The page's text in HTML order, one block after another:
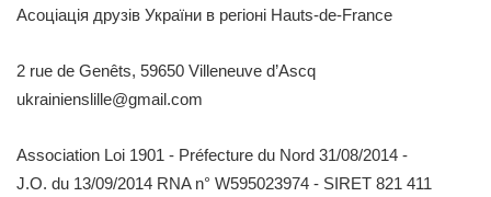
Асоціація друзів України в регіоні Hauts-de-France
2 rue de Genêts, 59650 Villeneuve d’Ascq
ukrainienslille@gmail.com
Association Loi 1901 - Préfecture du Nord 31/08/2014 -
J.O. du 13/09/2014 RNA n° W595023974 - SIRET 821 411